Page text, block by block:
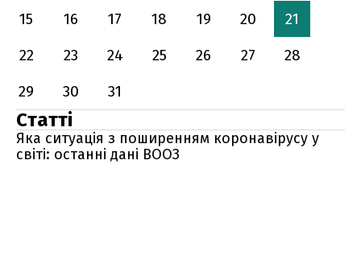
15
16 17 18 19 20
21
22
23 24 25 26 27
28
29
30 31
Статті
Яка ситуація з поширенням коронавірусу у
світі: останні дані ВООЗ